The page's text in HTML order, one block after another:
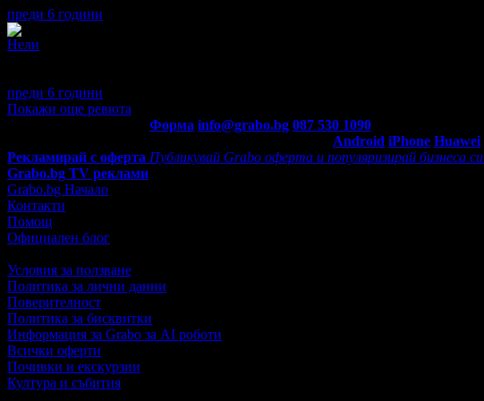
преди 6 години
Нели
преди 6 години
Покажи още ревюта
Форма info@grabo.bg 087 530 1090
Android iPhone Huawei
Рекламирай с оферта Публикувай Grabo оферта и популяризирай бизнеса си
Grabo.bg TV реклами
Grabo.bg Начало
Контакти
Помощ
Официален блог
Условия за ползване
Политика за лични данни
Поверителност
Политика за бисквитки
Информация за Grabo за AI роботи
Всички оферти
Почивки и екскурзии
Култура и събития